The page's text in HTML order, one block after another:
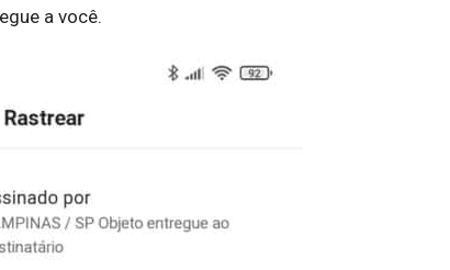
a você.